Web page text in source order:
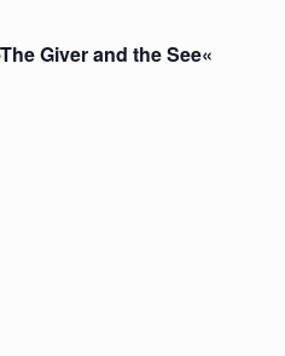
Giver and the See«